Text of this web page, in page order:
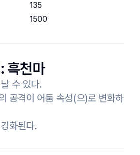
135
1500
흑천마
수 있다.
공격이 어둠 속성(으)로 변화하
화된다.